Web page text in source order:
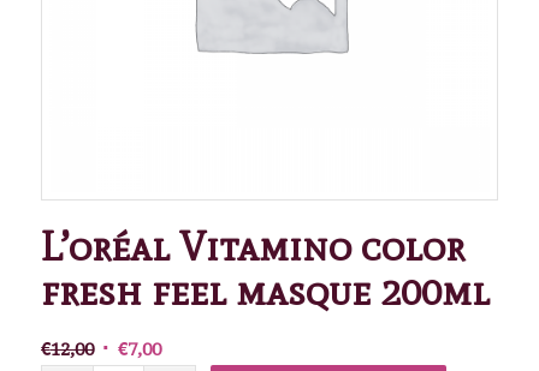
L’oréal Vitamino color
fresh feel masque 200ml
€12,00 Oorspronkelijke
€7,00Huidige